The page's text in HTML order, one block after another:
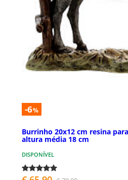
-6%
Burrinho 20x12 cm resina
altura média 18 cm
DISPONÍVEL